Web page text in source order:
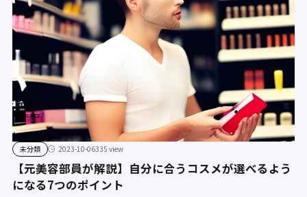
未分類 2023-10-06335 view
【元美容部員が解説】自分に合うコスメが選べるよう
になる7つのポイント